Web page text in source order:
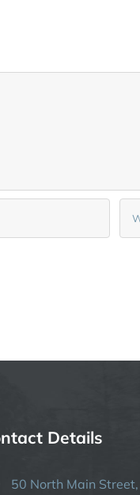
Details
50 North Main Street,